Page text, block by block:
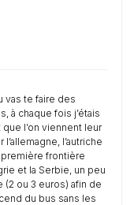
vas te faire des
à chaque fois j’étais
l’on viennent leur
l’autriche
première frontière
et la Serbie, un peu
(2 ou 3 euros) afin de
du bus sans les